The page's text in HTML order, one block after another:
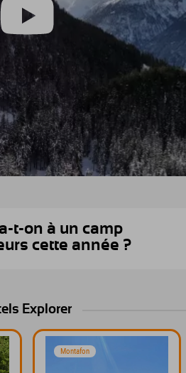
t-on à un camp
cette année ?
Explorer
Montafon